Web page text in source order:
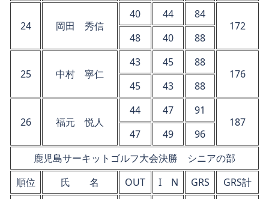
24 岡田 秀信
40 44
84
172
48
40 88
25 中村 寧仁
43 45
88
176
45
43 88
26 福元 悦人
44 47
91
187
47
49
96
鹿児島サーキットゴルフ大会決勝 シニアの部
順位
氏 名 OUT I N GRS GRS計